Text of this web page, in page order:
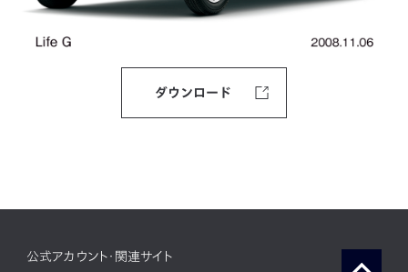
ダウンロード
公式アカウント・関連サイト